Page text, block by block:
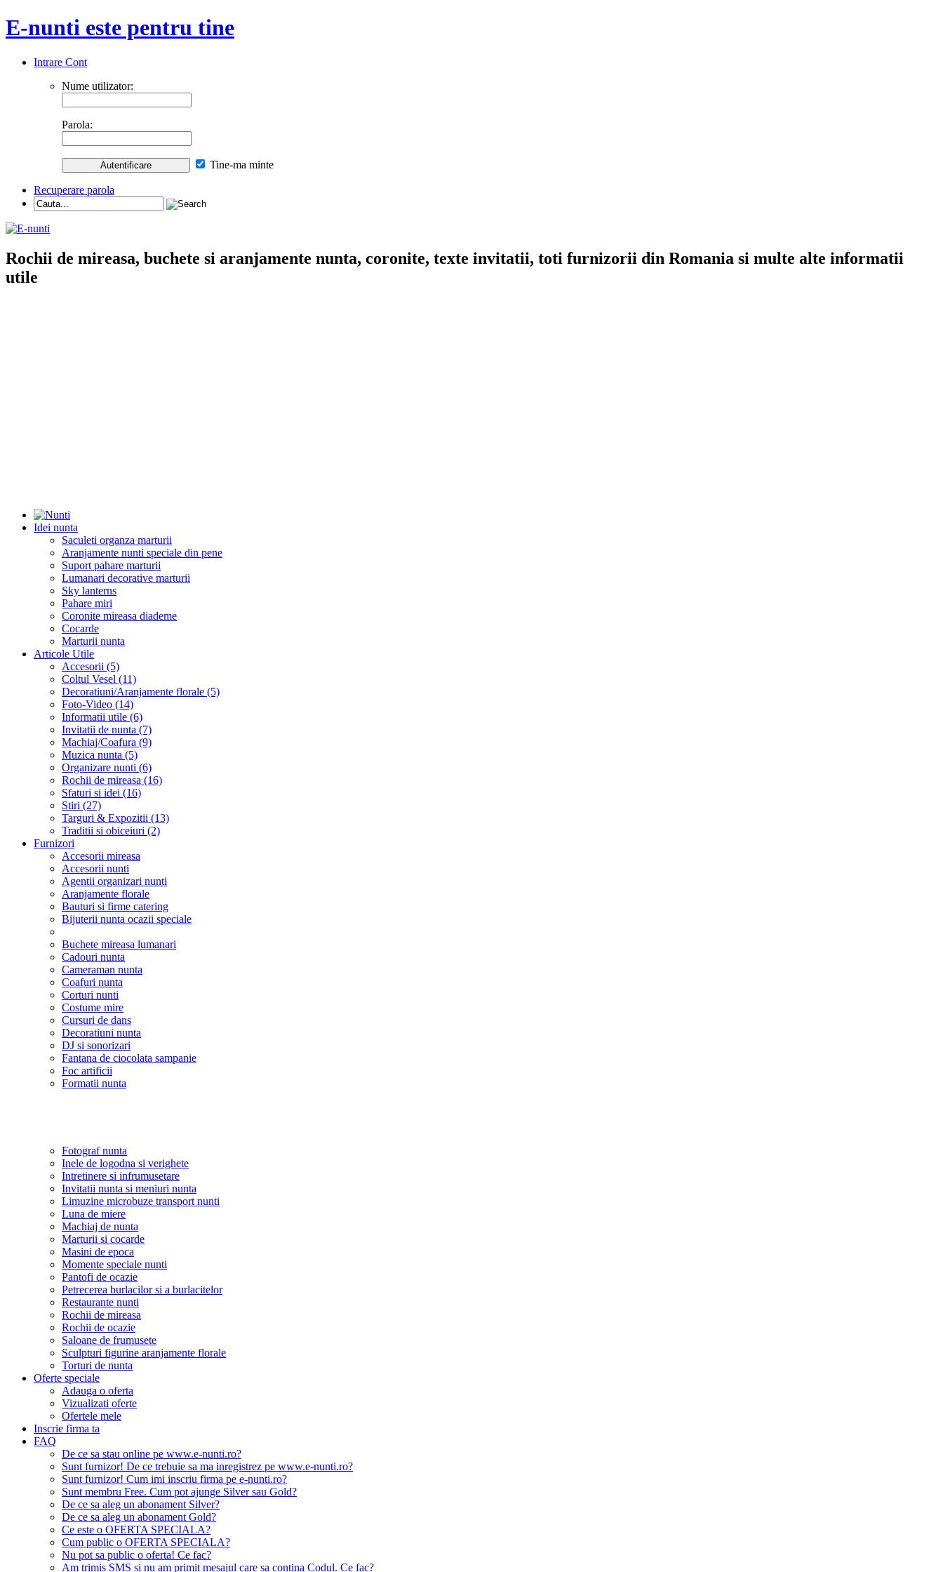
E-nunti este pentru tine
Intrare Cont
Nume utilizator:
Parola:
Tine-ma minte
Recuperare parola
Rochii de mireasa, buchete si aranjamente nunta, coronite, texte invitatii, toti furnizorii din Romania si multe alte informatii
utile
Idei nunta
Saculeti organza marturii
Aranjamente nunti speciale din pene
Suport pahare marturii
Lumanari decorative marturii
Sky lanterns
Pahare miri
Coronite mireasa diademe
Cocarde
Marturii nunta
Articole Utile
Accesorii (5)
Coltul Vesel (11)
Decoratiuni/Aranjamente florale (5)
Foto-Video (14)
Informatii utile (6)
Invitatii de nunta (7)
Machiaj/Coafura (9)
Muzica nunta (5)
Organizare nunti (6)
Rochii de mireasa (16)
Sfaturi si idei (16)
Stiri (27)
Targuri & Expozitii (13)
Traditii si obiceiuri (2)
Furnizori
Accesorii mireasa
Accesorii nunti
Agentii organizari nunti
Aranjamente florale
Bauturi si firme catering
Bijuterii nunta ocazii speciale
Buchete mireasa lumanari
Cadouri nunta
Cameraman nunta
Coafuri nunta
Corturi nunti
Costume mire
Cursuri de dans
Decoratiuni nunta
DJ si sonorizari
Fantana de ciocolata sampanie
Foc artificii
Formatii nunta
Fotograf nunta
Inele de logodna si verighete
Intretinere si infrumusetare
Invitatii nunta si meniuri nunta
Limuzine microbuze transport nunti
Luna de miere
Machiaj de nunta
Marturii si cocarde
Masini de epoca
Momente speciale nunti
Pantofi de ocazie
Petrecerea burlacilor si a burlacitelor
Restaurante nunti
Rochii de mireasa
Rochii de ocazie
Saloane de frumusete
Sculpturi figurine aranjamente florale
Torturi de nunta
Oferte speciale
Adauga o oferta
Vizualizati oferte
Ofertele mele
Inscrie firma ta
FAQ
De ce sa stau online pe www.e-nunti.ro?
Sunt furnizor! De ce trebuie sa ma inregistrez pe www.e-nunti.ro?
Sunt furnizor! Cum imi inscriu firma pe e-nunti.ro?
Sunt membru Free. Cum pot ajunge Silver sau Gold?
De ce sa aleg un abonament Silver?
De ce sa aleg un abonament Gold?
Ce este o OFERTA SPECIALA?
Cum public o OFERTA SPECIALA?
Nu pot sa public o oferta! Ce fac?
Am trimis SMS si nu am primit mesajul care sa contina Codul. Ce fac?